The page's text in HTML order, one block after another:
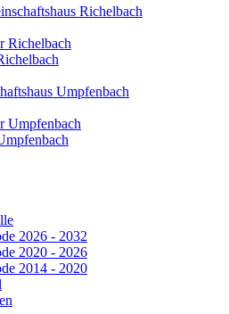
Richelbach
Richelbach
Umpfenbach
Umpfenbach
2026 - 2032
2020 - 2026
2014 - 2020